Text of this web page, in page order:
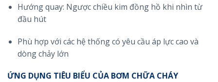
Hướng quay: Ngược chiều kim đồng hồ khi nhìn từ
đầu hút
Phù hợp với các hệ thống có yêu cầu áp lực cao và
dòng chảy lớn
ỨNG DỤNG TIÊU BIỂU CỦA BƠM CHỮA CHÁY